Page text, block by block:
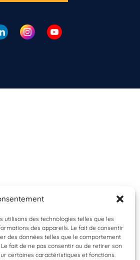
utilisons des technologies telles que les
des appareils. Le fait de consentir
des données telles que le comportement
fait de ne pas consentir ou de retirer son
certaines caractéristiques et fonctions.